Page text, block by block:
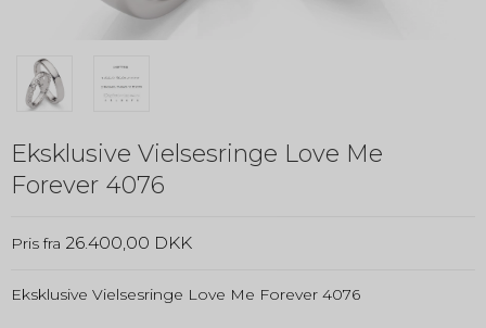
Eksklusive Vielsesringe Love Me
Forever 4076
Pris fra 26.400,00 DKK
Eksklusive Vielsesringe Love Me Forever 4076